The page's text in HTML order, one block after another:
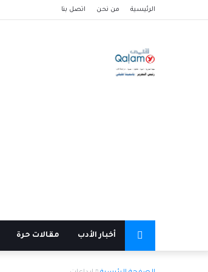
الرئيسية من نحن اتصل بنا
أخبار الأدب مقالات حرة